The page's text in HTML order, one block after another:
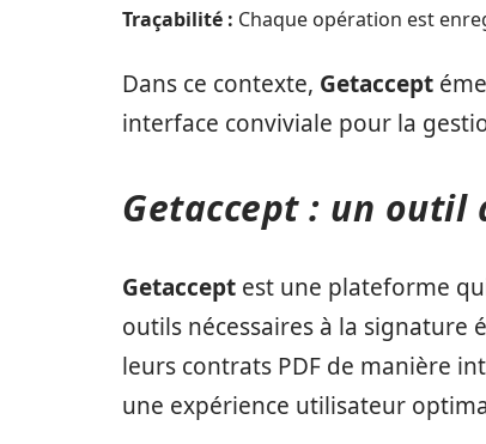
Traçabilité : Chaque opération est
Dans ce contexte, Getaccept
interface conviviale pour la
Getaccept : un outil
Getaccept est une plateforme
outils nécessaires à la signature
leurs contrats PDF de manière
une expérience utilisateur